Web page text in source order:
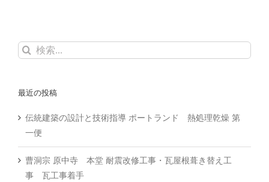
検
最近の投稿
伝統建築の設計と技術指導 ポートランド 熱処理乾燥 第
一便
曹洞宗 原中寺 本堂 耐震改修工事・瓦屋根葺き替え工
事 瓦工事着手